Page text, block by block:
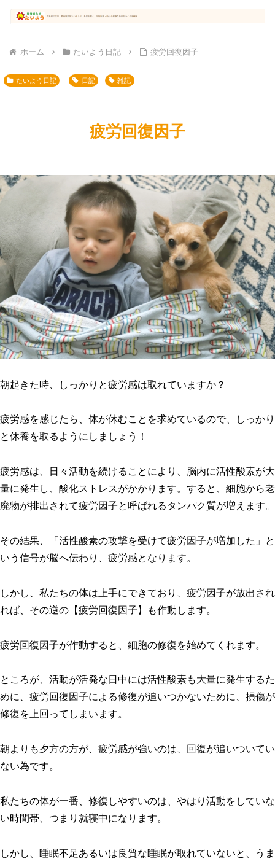
ホーム たいよう日記 疲労回復因子
たいよう日記 日記 雑記
疲労回復因子
朝起きた時、しっかりと疲労感は取れていますか？
疲労感を感じたら、体が休むことを求めているので、しっかり
と休養を取るようにしましょう！
疲労感は、日々活動を続けることにより、脳内に活性酸素が大
量に発生し、酸化ストレスがかかります。すると、細胞から老
廃物が排出されて疲労因子と呼ばれるタンパク質が増えます。
その結果、「活性酸素の攻撃を受けて疲労因子が増加した」と
いう信号が脳へ伝わり、疲労感となります。
しかし、私たちの体は上手にできており、疲労因子が放出され
れば、その逆の【疲労回復因子】も作動します。
疲労回復因子が作動すると、細胞の修復を始めてくれます。
ところが、活動が活発な日中には活性酸素も大量に発生するた
めに、疲労回復因子による修復が追いつかないために、損傷が
修復を上回ってしまいます。
朝よりも夕方の方が、疲労感が強いのは、回復が追いついてい
ない為です。
私たちの体が一番、修復しやすいのは、やはり活動をしていな
い時間帯、つまり就寝中になります。
しかし、睡眠不足あるいは良質な睡眠が取れていないと、うま